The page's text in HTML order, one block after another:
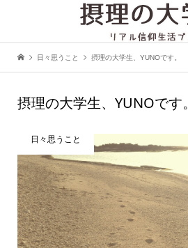
日々思うこと 摂理の大学生、YUNOです。
摂理の大学生、YUNOです。
日々思うこと